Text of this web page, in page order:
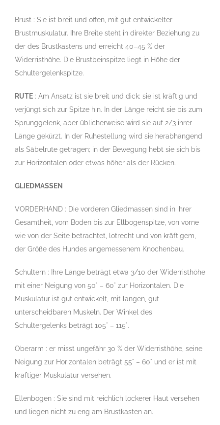
Brust : Sie ist breit und offen, mit gut entwickelter
Brustmuskulatur. Ihre Breite steht in direkter Beziehung zu
der des Brustkastens und erreicht 40–45 % der
Widerristhöhe. Die Brustbeinspitze liegt in Höhe der
Schultergelenkspitze.
RUTE : Am Ansatz ist sie breit und dick; sie ist kräftig und
verjüngt sich zur Spitze hin. In der Länge reicht sie bis zum
Sprunggelenk, aber üblicherweise wird sie auf 2/3 ihrer
Länge gekürzt. In der Ruhestellung wird sie herabhängend
als Säbelrute getragen; in der Bewegung hebt sie sich bis
zur Horizontalen oder etwas höher als der Rücken.
GLIEDMASSEN
VORDERHAND : Die vorderen Gliedmassen sind in ihrer
Gesamtheit, vom Boden bis zur Ellbogenspitze, von vorne
wie von der Seite betrachtet, lotrecht und von kräftigem,
der Größe des Hundes angemessenem Knochenbau.
Schultern : Ihre Länge beträgt etwa 3/10 der Widerristhöhe
mit einer Neigung von 50° – 60° zur Horizontalen. Die
Muskulatur ist gut entwickelt, mit langen, gut
unterscheidbaren Muskeln. Der Winkel des
Schultergelenks beträgt 105° – 115°.
Oberarm : er misst ungefähr 30 % der Widerristhöhe, seine
Neigung zur Horizontalen beträgt 55° – 60° und er ist mit
kräftiger Muskulatur versehen.
Ellenbogen : Sie sind mit reichlich lockerer Haut versehen
und liegen nicht zu eng am Brustkasten an.